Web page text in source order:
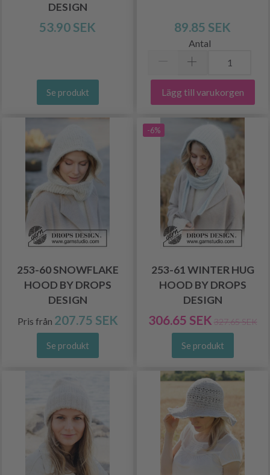
DESIGN
53.90 SEK
Se produkt
89.85 SEK
Antal
Lägg till varukorgen
253-60 SNOWFLAKE
HOOD BY DROPS
DESIGN
Pris från 207.75 SEK
Se produkt
-6%
253-61 WINTER HUG
HOOD BY DROPS
DESIGN
306.65 SEK 327.65 SEK
Se produkt